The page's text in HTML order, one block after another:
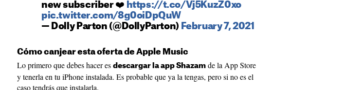
new subscriber ❤️ https://t.co/Vj5KuzZ0xo
pic.twitter.com/8g0oiDpQuW
— Dolly Parton (@DollyParton) February 7, 2021
Cómo canjear esta oferta de Apple Music
Lo primero que debes hacer es descargar la app Shazam de la App Store
y tenerla en tu iPhone instalada. Es probable que ya la tengas, pero si no es el
caso tendrás que instalarla.